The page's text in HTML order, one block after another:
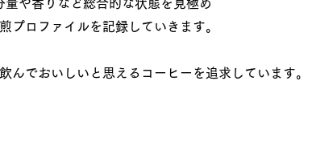
や香りなど総合的な状態を見極め
プロファイルを記録していきます。
んでおいしいと思えるコーヒーを追求しています。​